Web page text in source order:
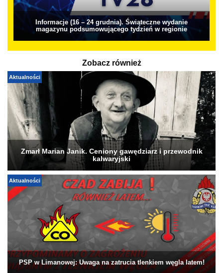
Informacje (16 – 24 grudnia). Świąteczne wydanie
magazynu podsumowującego tydzień w regionie
Zobacz również
Aktualności
Zmarł Marian Janik. Ceniony gawędziarz i przewodnik
kalwaryjski
Aktualności
PSP w Limanowej: Uwaga na zatrucia tlenkiem węgla latem!